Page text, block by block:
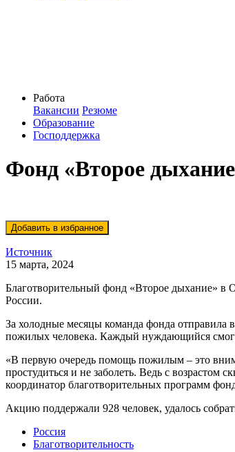
Работа
Вакансии Резюме
Образование
Господдержка
Фонд «Второе
Источник
15 марта, 2024
Благотворительный фонд «Второе дыхание» в
России.
За холодные месяцы команда фонда отправила
пожилых человека. Каждый нуждающийся смог
«В первую очередь помощь пожилым – это
простудиться и не заболеть. Ведь с
координатор благотворительных программ
Акцию поддержали 928 человек, удалось
Россия
Благотворительность